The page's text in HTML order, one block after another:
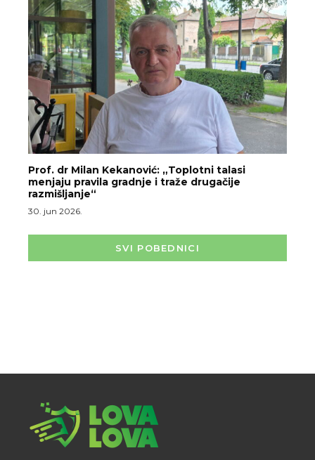
Prof. dr Milan Kekanović: „Toplotni talasi
menjaju pravila gradnje i traže drugačije
razmišljanje“
30. jun 2026.
SVI POBEDNICI